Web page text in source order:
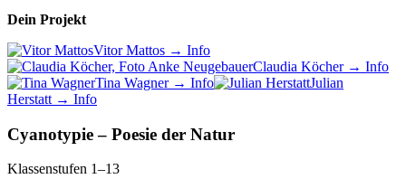
Dein Projekt
Vitor Mattos → Info
Claudia Köcher→ Info
Tina Wagner→ Info
Julian
Herstatt → Info
Cyanotypie – Poesie der Natur
Klassenstufen 1–13